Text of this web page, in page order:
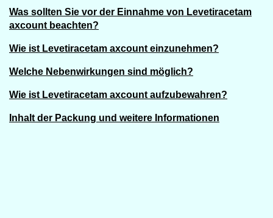
Was sollten Sie vor der Einnahme von Levetiracetam
axcount beachten?
Wie ist Levetiracetam axcount einzunehmen?
Welche Nebenwirkungen sind möglich?
Wie ist Levetiracetam axcount aufzubewahren?
Inhalt der Packung und weitere Informationen